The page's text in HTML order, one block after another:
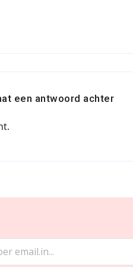
een antwoord achter